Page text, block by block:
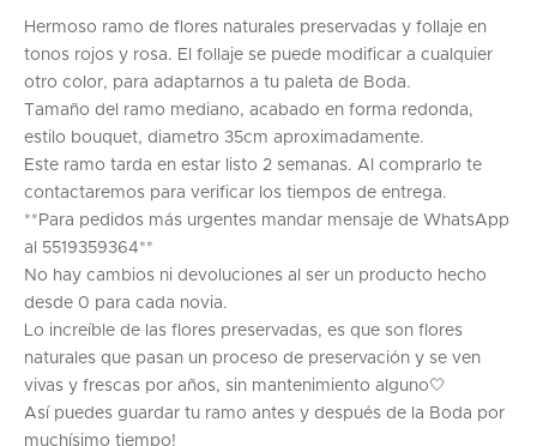
Hermoso ramo de flores naturales preservadas y follaje en
tonos rojos y rosa. El follaje se puede modificar a cualquier
otro color, para adaptarnos a tu paleta de Boda.
Tamaño del ramo mediano, acabado en forma redonda,
estilo bouquet, diametro 35cm aproximadamente.
Este ramo tarda en estar listo 2 semanas. Al comprarlo te
contactaremos para verificar los tiempos de entrega.
**Para pedidos más urgentes mandar mensaje de WhatsApp
al 5519359364**
No hay cambios ni devoluciones al ser un producto hecho
desde 0 para cada novia.
Lo increíble de las flores preservadas, es que son flores
naturales que pasan un proceso de preservación y se ven
vivas y frescas por años, sin mantenimiento alguno🤍
Así puedes guardar tu ramo antes y después de la Boda por
muchísimo tiempo!